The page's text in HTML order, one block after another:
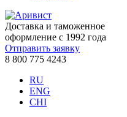
Доставка и таможенное
оформление с 1992 года
Отправить заявку
8 800 775 4243
RU
ENG
CHI